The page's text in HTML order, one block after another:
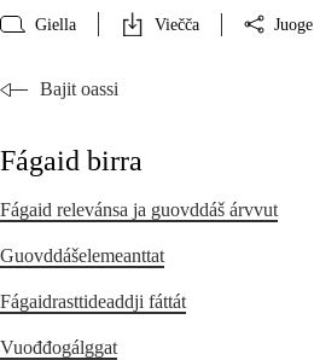
Giella Viečča Juoge
Bajit oassi
Fágaid birra
Fágaid relevánsa ja guovddáš árvvut
Guovddášelemeanttat
Fágaidrasttideaddji fáttát
Vuođđogálggat